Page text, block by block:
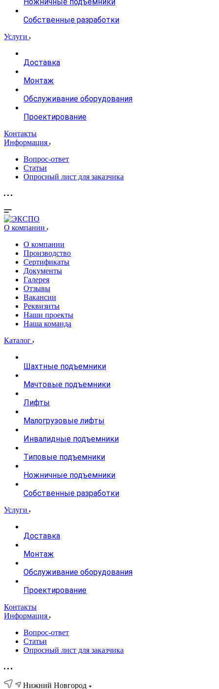
Собственные разработки
Услуги
Доставка
Монтаж
Обслуживание оборудования
Проектирование
Контакты
Информация
Вопрос-ответ
Статьи
Опросный лист для заказчика
О компании
О компании
Производство
Сертификаты
Документы
Галерея
Отзывы
Вакансии
Реквизиты
Наши проекты
Наша команда
Каталог
Шахтные подъемники
Мачтовые подъемники
Лифты
Малогрузовые лифты
Инвалидные подъемники
Типовые подъемники
Ножничные подъемники
Собственные разработки
Услуги
Доставка
Монтаж
Обслуживание оборудования
Проектирование
Контакты
Информация
Вопрос-ответ
Статьи
Опросный лист для заказчика
Нижний Новгород